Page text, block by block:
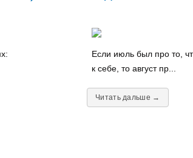
Если июль был про то,
к себе, то август пр...
Читать дальше →